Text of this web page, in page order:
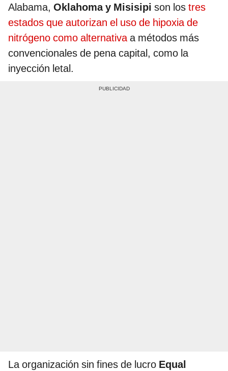
Alabama, Oklahoma y Misisipi son los tres
estados que autorizan el uso de hipoxia de
nitrógeno como alternativaa métodos más
convencionales de pena capital, como la
inyección letal.
La organización sin fines de lucro Equal